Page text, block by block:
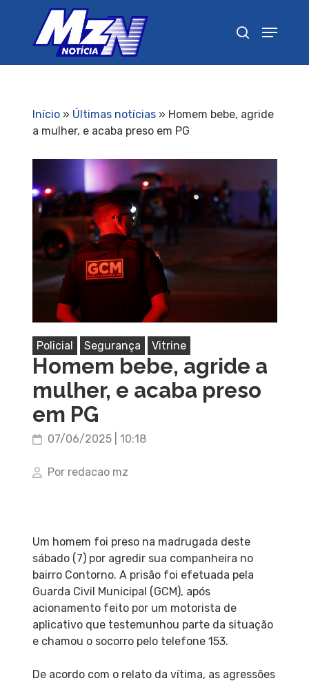
Início» Últimas notícias» Homem bebe, agride
a mulher, e acaba preso em PG
Policial Segurança Vitrine
Homem bebe, agride a
mulher, e acaba preso
em PG
07/06/2025 | 10:18
Por redacao mz
Um homem foi preso na madrugada deste
sábado (7) por agredir sua companheira no
bairro Contorno. A prisão foi efetuada pela
Guarda Civil Municipal (GCM), após
acionamento feito por um motorista de
aplicativo que testemunhou parte da situação
e chamou o socorro pelo telefone 153.
De acordo com o relato da vítima, as agressões